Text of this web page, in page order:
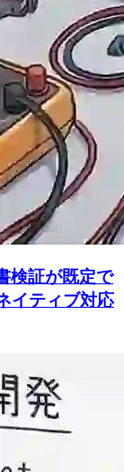
検証が既定で
イティブ対応